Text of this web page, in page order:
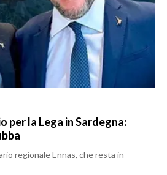
per la Lega in Sardegna:
regionale Ennas, che resta in